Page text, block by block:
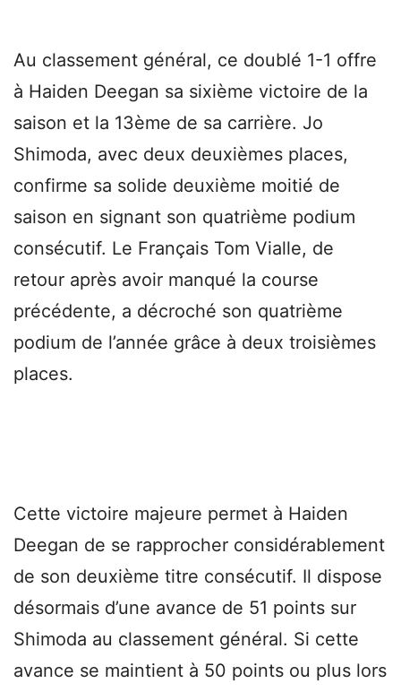
Au classement général, ce doublé 1-1 offre
à Haiden Deegan sa sixième victoire de la
saison et la 13ème de sa carrière. Jo
Shimoda, avec deux deuxièmes places,
confirme sa solide deuxième moitié de
saison en signant son quatrième podium
consécutif. Le Français Tom Vialle, de
retour après avoir manqué la course
précédente, a décroché son quatrième
podium de l’année grâce à deux troisièmes
places.
Cette victoire majeure permet à Haiden
Deegan de se rapprocher considérablement
de son deuxième titre consécutif. Il dispose
désormais d’une avance de 51 points sur
Shimoda au classement général. Si cette
avance se maintient à 50 points ou plus lors